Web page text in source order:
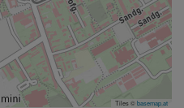
Tiles ©basemap.at